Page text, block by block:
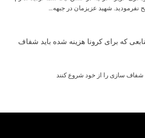
نفرمودید. شهید عزیزمان در جبهه…
که برای کرونا هزینه شده باید شفاف
شفاف سازی را از خود شروع کنند